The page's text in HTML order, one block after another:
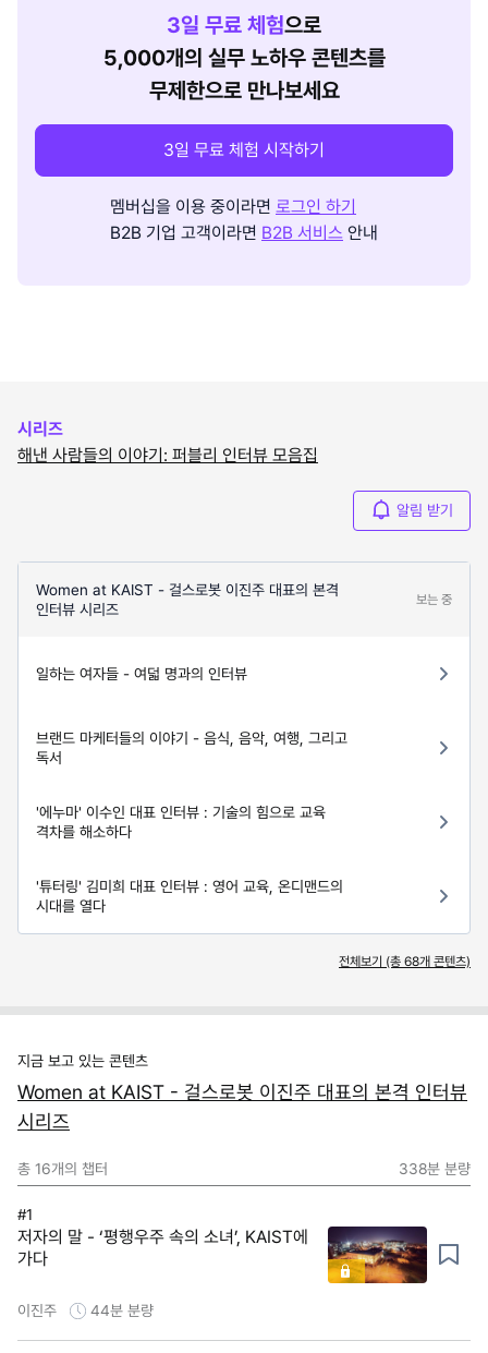
3일 무료 체험으로
5,000개의 실무 노하우 콘텐츠를
무제한으로 만나보세요
3일 무료 체험 시작하기
멤버십을 이용 중이라면 로그인 하기
B2B 기업 고객이라면 B2B 서비스 안내
시리즈
해낸 사람들의 이야기: 퍼블리 인터뷰 모음집
알림 받기
Women at KAIST - 걸스로봇 이진주 대표의 본격
인터뷰 시리즈
보는 중
일하는 여자들 - 여덟 명과의 인터뷰
브랜드 마케터들의 이야기 - 음식, 음악, 여행, 그리고
독서
'에누마' 이수인 대표 인터뷰 : 기술의 힘으로 교육
격차를 해소하다
'튜터링' 김미희 대표 인터뷰 : 영어 교육, 온디맨드의
시대를 열다
전체보기 (총 68개 콘텐츠)
지금 보고 있는 콘텐츠
Women at KAIST - 걸스로봇 이진주 대표의 본격 인터뷰
시리즈
총 16개의 챕터 338분 분량
#1
저자의 말 - ‘평행우주 속의 소녀’, KAIST에
가다
이진주 44분 분량